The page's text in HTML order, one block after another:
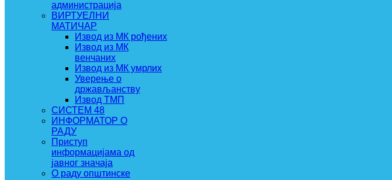
администрација
ВИРТУЕЛНИ
МАТИЧАР
Извод из МК рођених
Извод из МК
венчаних
Извод из МК умрлих
Уверење о
држављанству
Извод ТМП
СИСТЕМ 48
ИНФОРМАТОР О
РАДУ
Приступ
информацијама од
јавног значаја
О раду општинске